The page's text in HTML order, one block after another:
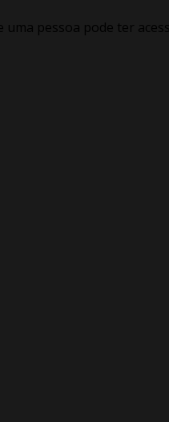
uma pessoa pode ter